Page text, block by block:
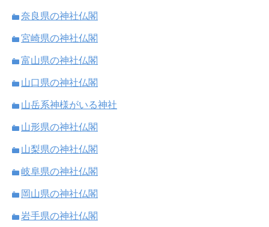
奈良県の神社仏閣
宮崎県の神社仏閣
富山県の神社仏閣
山口県の神社仏閣
山岳系神様がいる神社
山形県の神社仏閣
山梨県の神社仏閣
岐阜県の神社仏閣
岡山県の神社仏閣
岩手県の神社仏閣